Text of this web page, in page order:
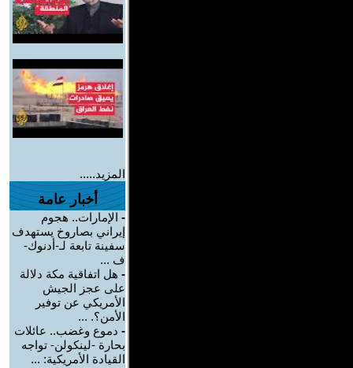
المزيد.....
أخبار عامة
- الإمارات.. هجوم
إيراني بصاروخ يستهدف
سفينة تابعة لـ-أدنوك-
ف ...
- هل اتفاقية مكة دلالة
على عجز الجيش
الأمريكي عن توفير
الأمن؟. ...
- دموع وغضب.. عائلات
بحارة -لينكولن- تواجه
القيادة الأمريكية: ...